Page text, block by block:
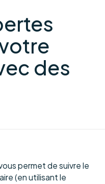
des
permet de suivre le
(en utilisant le